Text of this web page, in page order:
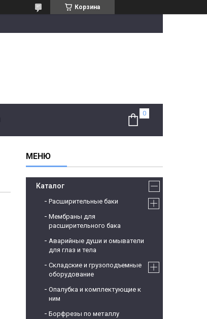
Корзина
Каталог
Расширительные баки
Мембраны для
расширительного бака
Аварийные души и омыватели
для глаз и тела
Складские и грузоподъемные
оборудование
Опалубка и комплектующие к
ним
Борфрезы по металлу